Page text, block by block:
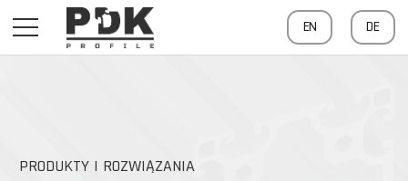
EN DE
PRODUKTY I ROZWIĄZANIA